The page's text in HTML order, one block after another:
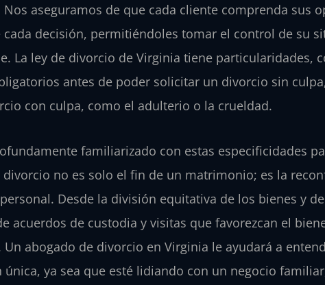
aseguramos de que cada cliente comprenda sus
decisión, permitiéndoles tomar el control de su
La ley de divorcio de Virginia tiene particularidades,
antes de poder solicitar un divorcio sin
con culpa, como el adulterio o la crueldad.
familiarizado con estas especificidades
divorcio no es solo el fin de un matrimonio; es la
Desde la división equitativa de los bienes y
acuerdos de custodia y visitas que favorezcan el
abogado de divorcio en Virginia le ayudará a
única, ya sea que esté lidiando con un negocio